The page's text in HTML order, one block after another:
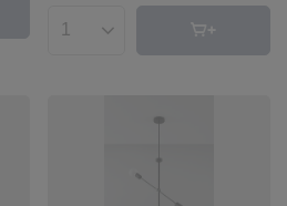
Ilość produktów